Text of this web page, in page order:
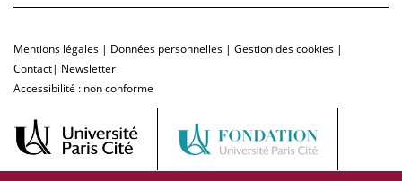
Mentions légales | Données personnelles | Gestion des cookies |
Contact| Newsletter
Accessibilité : non conforme